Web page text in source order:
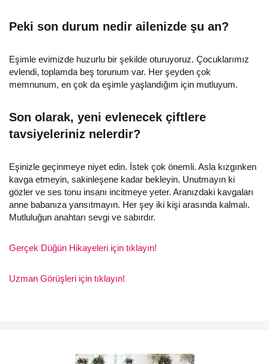
Peki son durum nedir ailenizde şu an?
Eşimle evimizde huzurlu bir şekilde oturuyoruz. Çocuklarımız
evlendi, toplamda beş torunum var. Her şeyden çok
memnunum, en çok da eşimle yaşlandığım için mutluyum.
Son olarak, yeni evlenecek çiftlere
tavsiyeleriniz nelerdir?
Eşinizle geçinmeye niyet edin. İstek çok önemli. Asla kızgınken
kavga etmeyin, sakinleşene kadar bekleyin. Unutmayın ki
gözler ve ses tonu insanı incitmeye yeter. Aranızdaki kavgaları
anne babanıza yansıtmayın. Her şey iki kişi arasında kalmalı.
Mutluluğun anahtarı sevgi ve sabırdır.
Gerçek Düğün Hikayeleri için tıklayın!
Uzman Görüşleri için tıklayın!